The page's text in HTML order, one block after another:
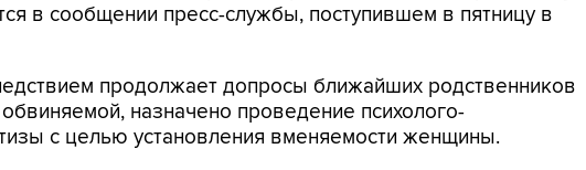
в сообщении пресс-службы, поступившем в пятницу в
продолжает допросы ближайших родственников
назначено проведение психолого-
с целью установления вменяемости женщины.